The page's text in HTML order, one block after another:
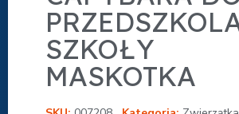
SZKOŁY
MASKOTKA